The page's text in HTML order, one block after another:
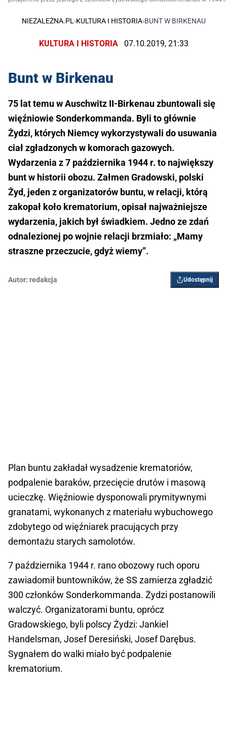
NIEZALEŻNA.PL›KULTURA I HISTORIA›BUNT W BIRKENAU
KULTURA I HISTORIA 07.10.2019, 21:33
Bunt w Birkenau
75 lat temu w Auschwitz II-Birkenau zbuntowali się
więźniowie Sonderkommanda. Byli to głównie
Żydzi, których Niemcy wykorzystywali do usuwania
ciał zgładzonych w komorach gazowych.
Wydarzenia z 7 października 1944 r. to największy
bunt w historii obozu. Załmen Gradowski, polski
Żyd, jeden z organizatorów buntu, w relacji, którą
zakopał koło krematorium, opisał najważniejsze
wydarzenia, jakich był świadkiem. Jedno ze zdań
odnalezionej po wojnie relacji brzmiało: „Mamy
straszne przeczucie, gdyż wiemy”.
Autor: redakcja Udostępnij
Plan buntu zakładał wysadzenie krematoriów,
podpalenie baraków, przecięcie drutów i masową
ucieczkę. Więźniowie dysponowali prymitywnymi
granatami, wykonanych z materiału wybuchowego
zdobytego od więźniarek pracujących przy
demontażu starych samolotów.
7 października 1944 r. rano obozowy ruch oporu
zawiadomił buntowników, że SS zamierza zgładzić
300 członków Sonderkommanda. Żydzi postanowili
walczyć. Organizatorami buntu, oprócz
Gradowskiego, byli polscy Żydzi: Jankiel
Handelsman, Josef Deresiński, Josef Darębus.
Sygnałem do walki miało być podpalenie
krematorium.